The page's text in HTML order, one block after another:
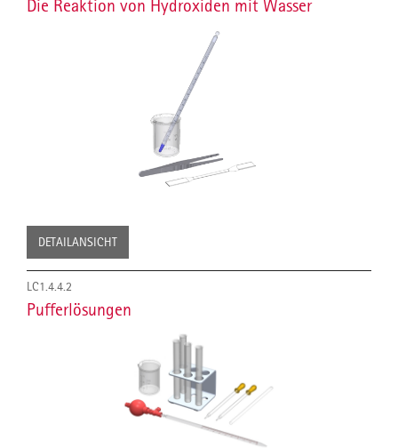
Die Reaktion von Hydroxiden mit Wasser
DETAILANSICHT
LC1.4.4.2
Pufferlösungen